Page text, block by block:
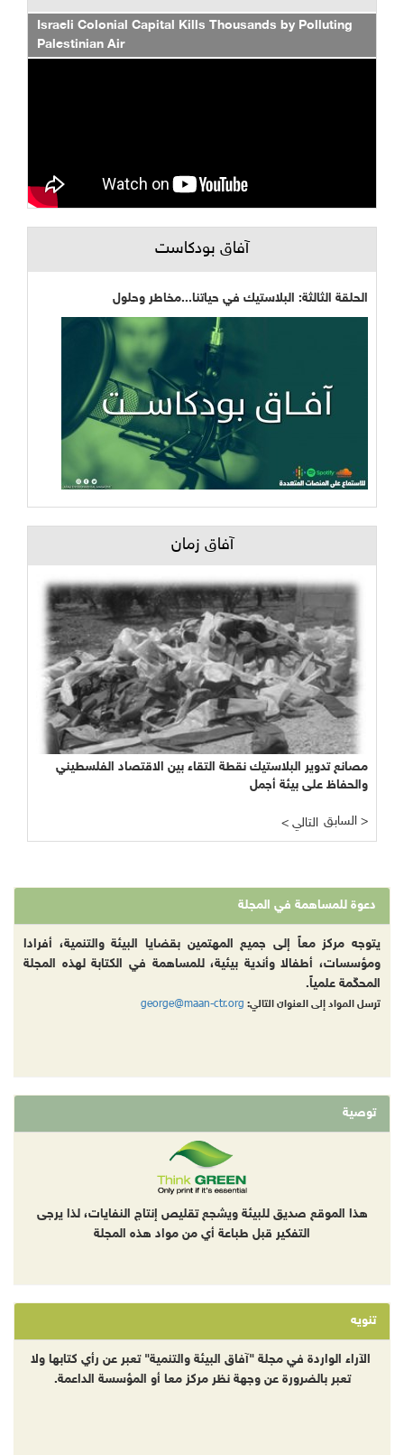
Israeli Colonial Capital Kills Thousands by Polluting
Palestinian Air
آفاق بودكاست
الحلقة الثالثة: البلاستيك في حياتنا...مخاطر وحلول
آفاق زمان
مصانع تدوير البلاستيك نقطة التقاء بين الاقتصاد الفلسطيني
والحفاظ على بيئة أجمل
< التالي السابق >
دعوة للمساهمة في المجلة
يتوجه مركز معاً إلى جميع المهتمين بقضايا البيئة والتنمية، أفرادا
ومؤسسات، أطفالا وأندية بيئية، للمساهمة في الكتابة لهذه المجلة
المحكّمة علمياً.
ترسل المواد إلى العنوان التالي: george@maan-ctr.org
توصية
هذا الموقع صديق للبيئة ويشجع تقليص إنتاج النفايات، لذا يرجى
التفكير قبل طباعة أي من مواد هذه المجلة
تنويه
الآراء الواردة في مجلة "آفاق البيئة والتنمية" تعبر عن رأي كتابها ولا
تعبر بالضرورة عن وجهة نظر مركز معا أو المؤسسة الداعمة.